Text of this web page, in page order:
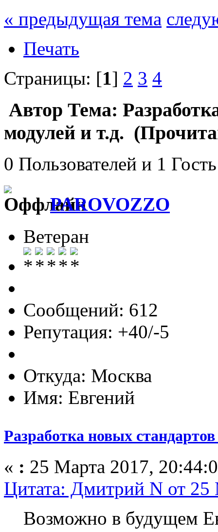
« предыдущая тема
Печать
Страницы: [1] 2 3 4
Автор Тема:
модулей и т.д.
0 Пользователей и 1
PAROVOZZO
Ветеран
Сообщений: 612
Репутация: +40/-5
Откуда: Москва
Имя: Евгений
Разработка новых
« : 25 Марта 2017,
Цитата: Дмитрий N от
Возможно в будущем